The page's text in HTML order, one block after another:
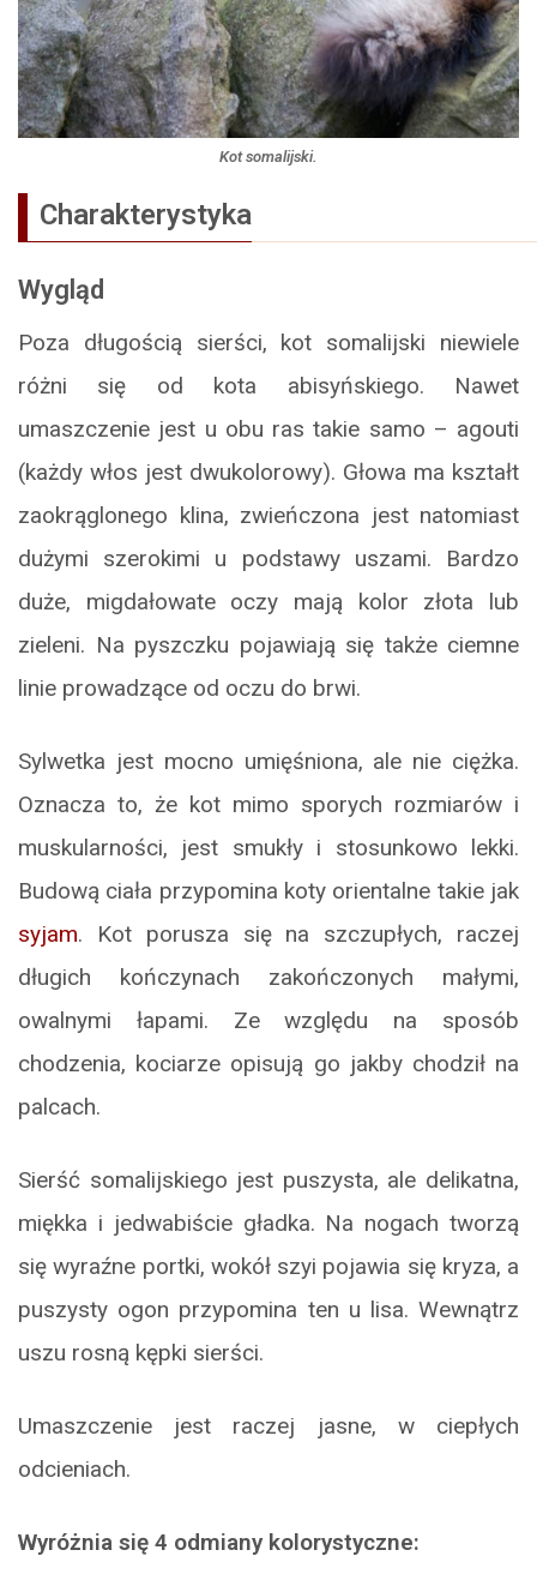
Kot somalijski.
Charakterystyka
Wygląd
Poza długością sierści, kot somalijski niewiele
różni się od kota abisyńskiego. Nawet
umaszczenie jest u obu ras takie samo – agouti
(każdy włos jest dwukolorowy). Głowa ma kształt
zaokrąglonego klina, zwieńczona jest natomiast
dużymi szerokimi u podstawy uszami. Bardzo
duże, migdałowate oczy mają kolor złota lub
zieleni. Na pyszczku pojawiają się także ciemne
linie prowadzące od oczu do brwi.
Sylwetka jest mocno umięśniona, ale nie ciężka.
Oznacza to, że kot mimo sporych rozmiarów i
muskularności, jest smukły i stosunkowo lekki.
Budową ciała przypomina koty orientalne takie jak
syjam. Kot porusza się na szczupłych, raczej
długich kończynach zakończonych małymi,
owalnymi łapami. Ze względu na sposób
chodzenia, kociarze opisują go jakby chodził na
palcach.
Sierść somalijskiego jest puszysta, ale delikatna,
miękka i jedwabiście gładka. Na nogach tworzą
się wyraźne portki, wokół szyi pojawia się kryza, a
puszysty ogon przypomina ten u lisa. Wewnątrz
uszu rosną kępki sierści.
Umaszczenie jest raczej jasne, w ciepłych
odcieniach.
Wyróżnia się 4 odmiany kolorystyczne: